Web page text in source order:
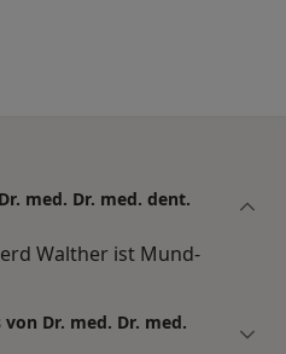
med. Dr. med. dent.
Walther ist Mund-
Dr. med. Dr. med.